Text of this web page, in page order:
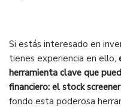
Si estás interesado en
tienes experiencia en ello,
herramienta clave que
financiero: el stock screener
fondo esta poderosa